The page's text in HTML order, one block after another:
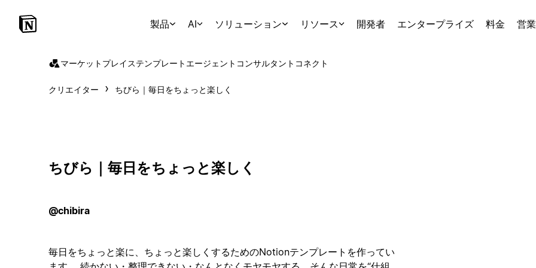
製品 AI ソリューション リソース 開発者 エンタープライズ 料金 営
マーケットプレイステンプレート エージェント コンサルタント コネクト
クリエイター ちびら｜毎日をちょっと楽しく
ちびら｜毎日をちょっと楽しく
@chibira
毎日をちょっと楽に、ちょっと楽しくするためのNotionテンプレートを作ってい